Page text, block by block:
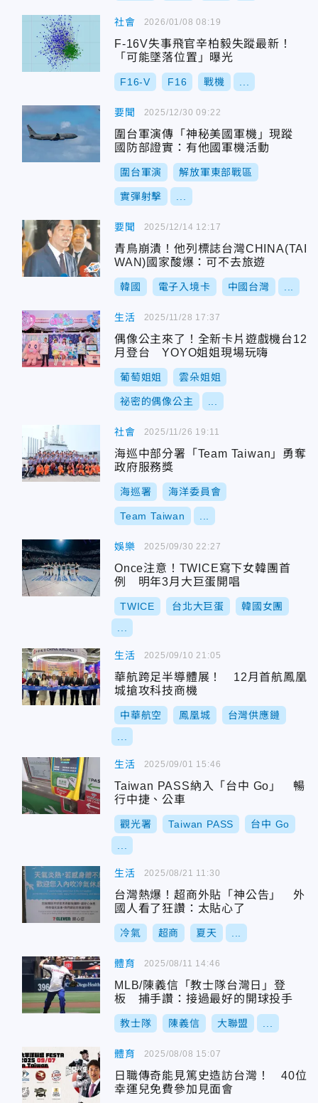
社會
F-16V失事飛官辛柏毅失蹤最新！
「可能墜落位置」曝光
F16-V F16 戰機
2026/01/08 08:19
要聞
圍台軍演傳「神秘美國軍機」現蹤
國防部證實：有他國軍機活動
圍台軍演 解放軍東部戰區
實彈射擊
2025/12/30 09:22
要聞
青鳥崩潰！他列標誌台灣CHINA(TAI
WAN)國家酸爆：可不去旅遊
韓國 電子入境卡 中國台灣
2025/12/14 12:17
生活
偶像公主來了！全新卡片遊戲機台12
月登台 YOYO姐姐現場玩嗨
葡萄姐姐 雲朵姐姐
祕密的偶像公主
2025/11/28 17:37
社會
海巡中部分署「Team Taiwan」勇奪
政府服務獎
海巡署 海洋委員會
Team Taiwan
2025/11/26 19:11
娛樂
Once注意！TWICE寫下女韓團首
例 明年3月大巨蛋開唱
TWICE 台北大巨蛋 韓國女團
2025/09/30 22:27
生活
華航跨足半導體展！ 12月首航鳳凰
城搶攻科技商機
中華航空 鳳凰城 台灣供應鏈
2025/09/10 21:05
生活
Taiwan PASS納入「台中 Go」 暢
行中捷、公車
觀光署 Taiwan PASS 台中 Go
2025/09/01 15:46
生活
台灣熱爆！超商外貼「神公告」 外
國人看了狂讚：太貼心了
冷氣 超商 夏天
2025/08/21 11:30
體育
MLB/陳義信「教士隊台灣日」登
板 捕手讚：接過最好的開球投手
教士隊 陳義信 大聯盟
2025/08/11 14:46
體育
日職傳奇能見篤史造訪台灣！ 40位
幸運兒免費參加見面會
2025/08/08 15:07